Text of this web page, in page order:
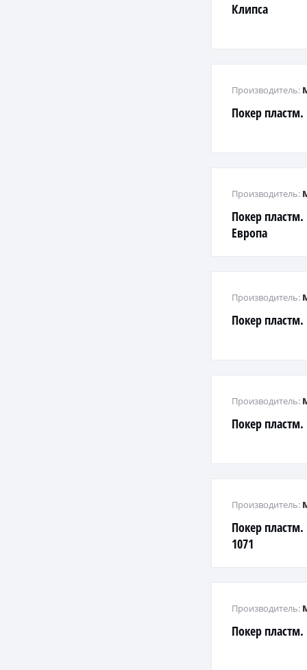
Клипса
Покер
Производитель:
Покер
Европа
Производитель:
Покер
Производитель:
Покер
Производитель:
Покер
1071
Производитель:
Покер
Производитель: